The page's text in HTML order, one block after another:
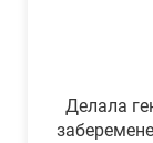
Делала